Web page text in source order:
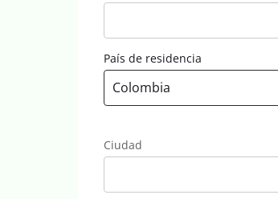
País de residencia
Ciudad